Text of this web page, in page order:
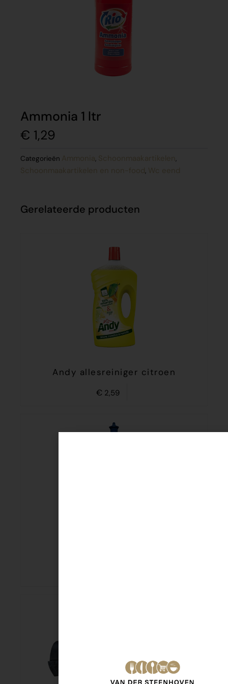
Ammonia 1 ltr
€ 1,29
Categorieën Ammonia, Schoonmaakartikelen ,
Schoonmaakartikelen en non-food, Wc eend
Gerelateerde producten
Andy allesreiniger citroen
€ 2,59